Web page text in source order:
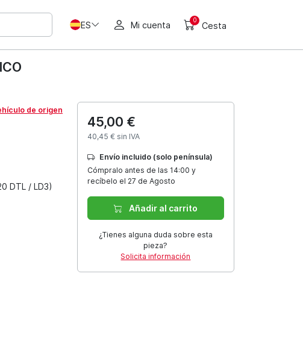
ES Mi cuenta 0
Cesta
de origen
DTL / LD3)
45,00 €
40,45 € sin IVA
Envío incluido (solo península)
Cómpralo antes de las 14:00 y
recíbelo el 27 de Agosto
Añadir al carrito
¿Tienes alguna duda sobre esta
pieza?
Solicita información